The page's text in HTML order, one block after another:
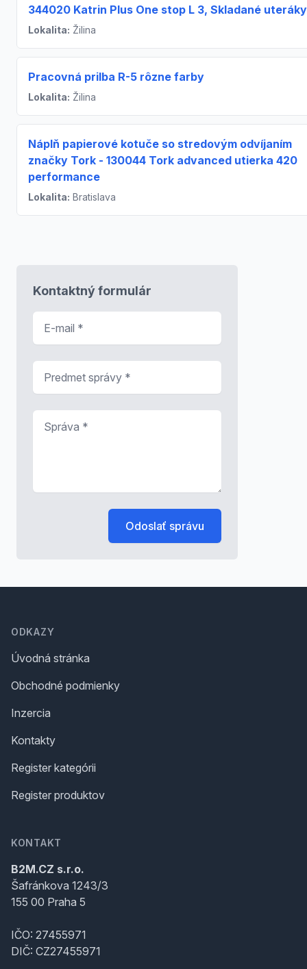
344020 Katrin Plus One stop L 3, Skladané uteráky
Lokalita: Žilina
Pracovná prilba R-5 rôzne farby
Lokalita: Žilina
Náplň papierové kotuče so stredovým odvíjaním
značky Tork - 130044 Tork advanced utierka 420
performance
Lokalita: Bratislava
Kontaktný formulár
Odoslať správu
ODKAZY
Úvodná stránka
Obchodné podmienky
Inzercia
Kontakty
Register kategórii
Register produktov
KONTAKT
B2M.CZ s.r.o.
Šafránkova 1243/3
155 00 Praha 5
IČO: 27455971
DIČ: CZ27455971